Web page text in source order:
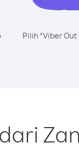
Pilih “Viber